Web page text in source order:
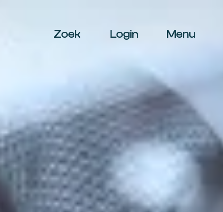
Zoek Login Menu